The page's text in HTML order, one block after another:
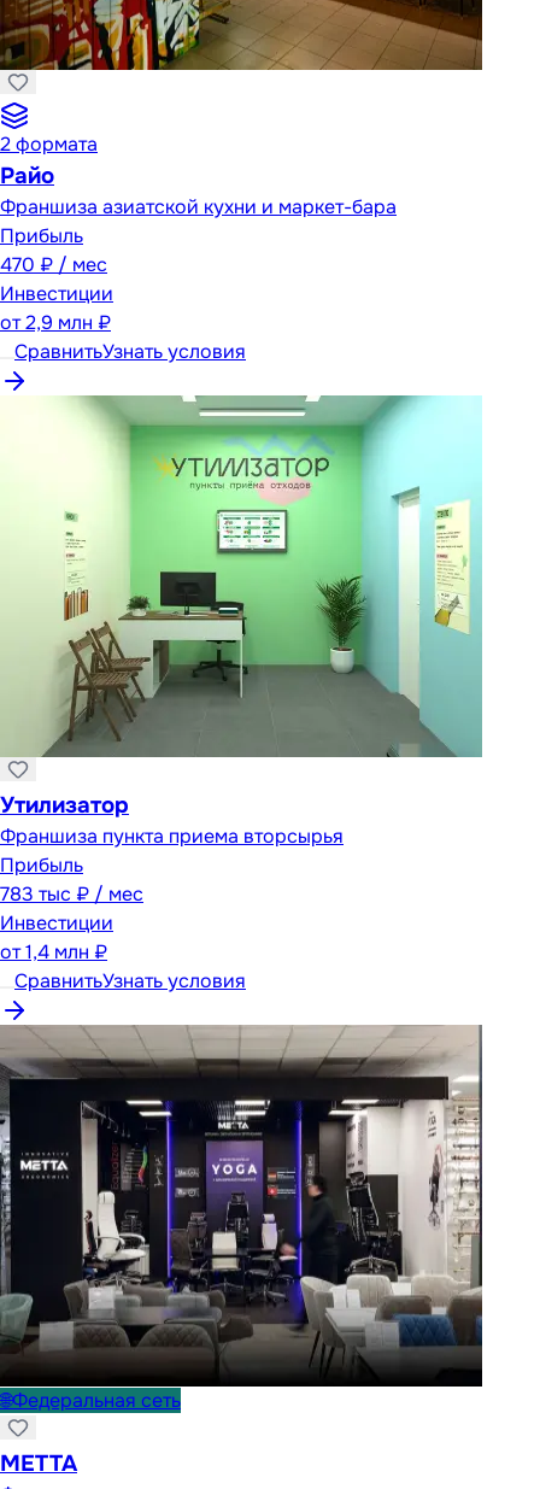
2формата
Райо
Франшиза азиатской кухни и маркет-бара
Прибыль
470 ₽ / мес
Инвестиции
от2,9 млн ₽
СравнитьУзнать условия
Утилизатор
Франшиза пункта приема вторсырья
Прибыль
783 тыс ₽ / мес
Инвестиции
от1,4 млн ₽
СравнитьУзнать условия
🌐Федеральная сеть
METTA